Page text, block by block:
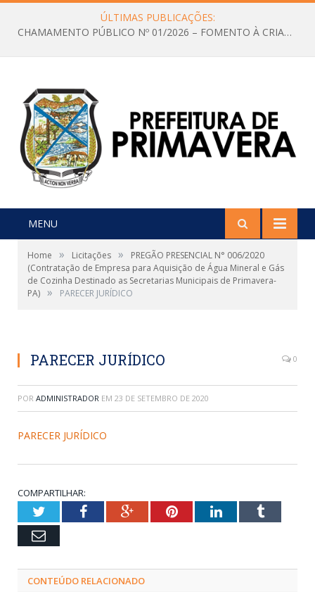
ÚLTIMAS PUBLICAÇÕES:
CHAMAMENTO PÚBLICO Nº 01/2026 – FOMENTO À CRIAÇÃO E A CIRCULAÇÃO DE PRODUÇÕES CULTURAIS – Aldir Blanc
MENU
Home » Licitações »
PREGÃO PRESENCIAL N° 006/2020
(Contratação de Empresa para Aquisição de Água Mineral e Gás
de Cozinha Destinado as Secretarias Municipais de Primavera-
PA) » PARECER JURÍDICO
PARECER JURÍDICO 0
POR ADMINISTRADOR EM 23 DE SETEMBRO DE 2020
PARECER JURÍDICO
COMPARTILHAR:
TwitterFacebookGoogle+PinterestLinkedInTumblr
Email
CONTEÚDO RELACIONADO